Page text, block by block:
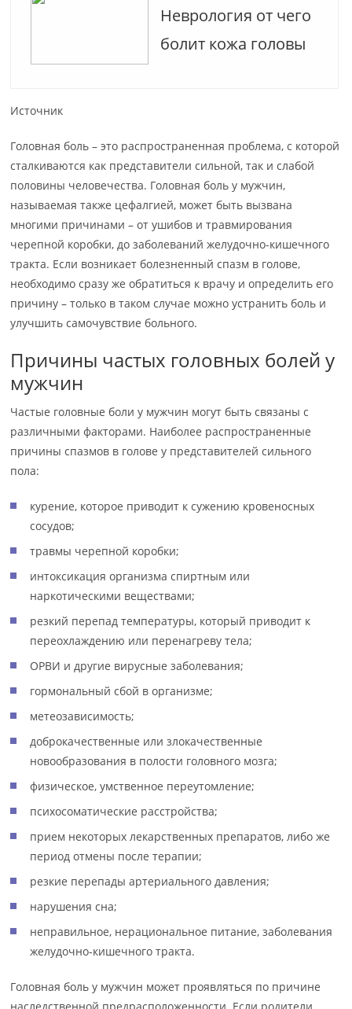
Неврология от чего
болит кожа головы
Источник
Головная боль – это распространенная проблема, с которой
сталкиваются как представители сильной, так и слабой
половины человечества. Головная боль у мужчин,
называемая также цефалгией, может быть вызвана
многими причинами – от ушибов и травмирования
черепной коробки, до заболеваний желудочно-кишечного
тракта. Если возникает болезненный спазм в голове,
необходимо сразу же обратиться к врачу и определить его
причину – только в таком случае можно устранить боль и
улучшить самочувствие больного.
Причины частых головных болей у
мужчин
Частые головные боли у мужчин могут быть связаны с
различными факторами. Наиболее распространенные
причины спазмов в голове у представителей сильного
пола:
курение, которое приводит к сужению кровеносных
сосудов;
травмы черепной коробки;
интоксикация организма спиртным или
наркотическими веществами;
резкий перепад температуры, который приводит к
переохлаждению или перенагреву тела;
ОРВИ и другие вирусные заболевания;
гормональный сбой в организме;
метеозависимость;
доброкачественные или злокачественные
новообразования в полости головного мозга;
физическое, умственное переутомление;
психосоматические расстройства;
прием некоторых лекарственных препаратов, либо же
период отмены после терапии;
резкие перепады артериального давления;
нарушения сна;
неправильное, нерациональное питание, заболевания
желудочно-кишечного тракта.
Головная боль у мужчин может проявляться по причине